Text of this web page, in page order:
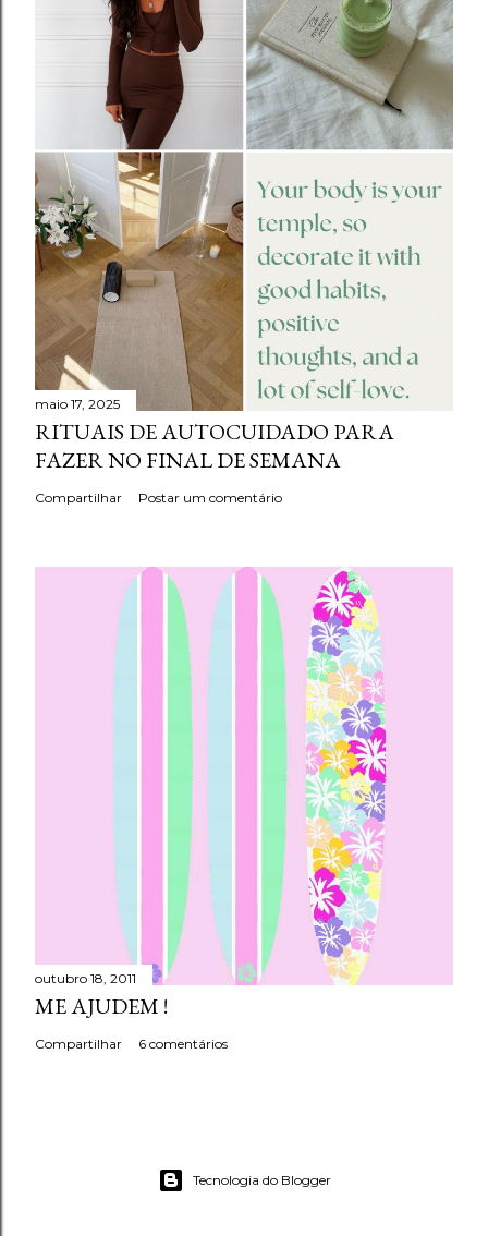
maio 17, 2025
RITUAIS DE AUTOCUIDADO PARA
FAZER NO FINAL DE SEMANA
Compartilhar Postar um comentário
outubro 18, 2011
ME AJUDEM !
Compartilhar 6 comentários
Tecnologia do Blogger